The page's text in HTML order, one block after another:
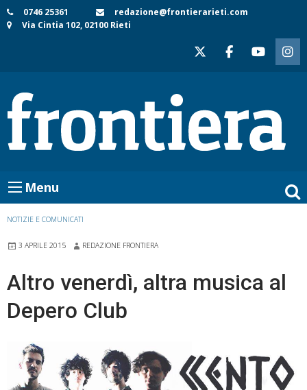
Skip
to
0746 25361
redazione@frontierarieti.com
Via Cintia 102, 02100 Rieti
Menu
NOTIZIE E COMUNICATI
3 APRILE 2015 REDAZIONE FRONTIERA
Altro venerdì, altra musica al
Depero Club